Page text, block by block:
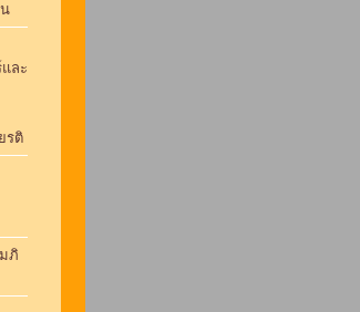
ละ
รติ
ภิ